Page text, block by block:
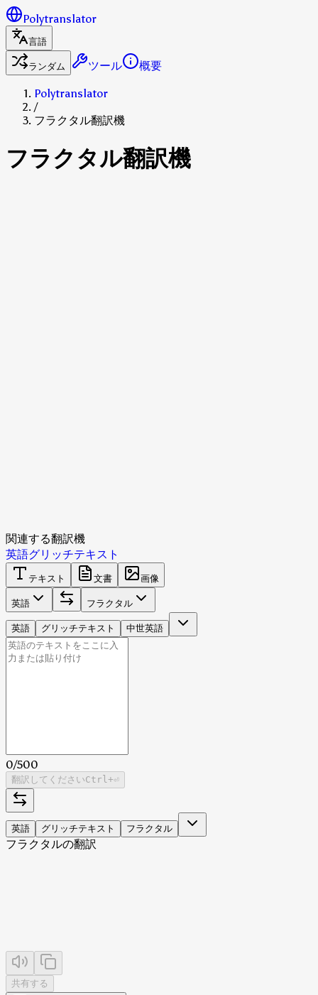
Polytranslator
言語
ランダム ツール 概要
Polytranslator
/
フラクタル翻訳機
フラクタル翻訳機
関連する翻訳機
英語グリッチテキスト
テキスト 文書 画像
英語 フラクタル
英語 グリッチテキスト 中世英語
0/500
翻訳してくださいCtrl +⏎
英語 グリッチテキスト フラクタル
フラクタルの翻訳
共有する